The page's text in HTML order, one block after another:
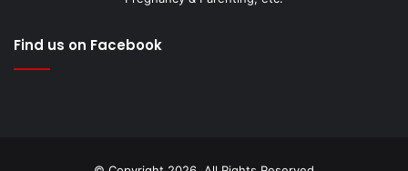
Find us on Facebook